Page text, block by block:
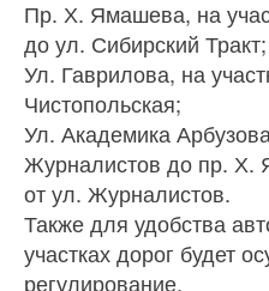
Пр. Х. Ямашева, на
до ул. Сибирский Тракт;
Ул. Гаврилова, на
Чистопольская;
Ул. Академика
Журналистов до пр. Х.
от ул. Журналистов.
Также для удобства
участках дорог будет
регулирование.